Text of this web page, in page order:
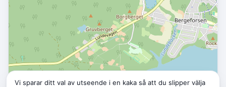
Vi sparar ditt val av utseende i en kaka så att du slipper välja